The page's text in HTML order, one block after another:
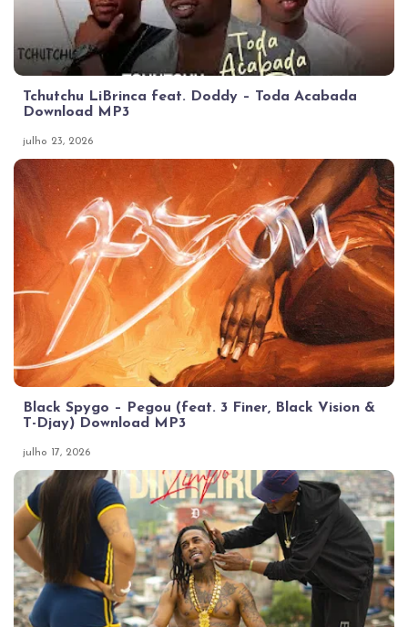
Tchutchu LiBrinca feat. Doddy – Toda Acabada
Download MP3
julho 23, 2026
Black Spygo – Pegou (feat. 3 Finer, Black Vision &
T-Djay) Download MP3
julho 17, 2026